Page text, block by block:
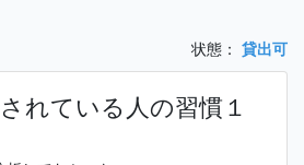
状態： 貸出可
れている人の習慣１